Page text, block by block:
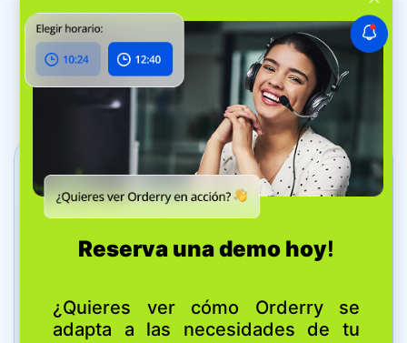
Programa de referidos de Orderry
Programa de afiliados de Orderry
Contactar a Orderry
Descarga nuestras aplicaciones
Aplicación Orderry
Gestiona tus encargos desde cualquier lugar
Aplicación Dashboard
Realiza un control del negocio en tiempo real